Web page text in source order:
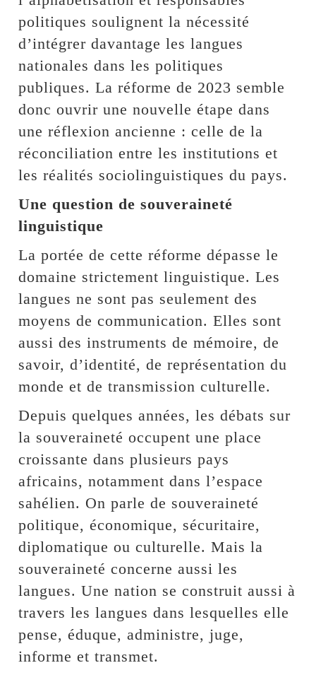
politiques soulignent la nécessité
d’intégrer davantage les langues
nationales dans les politiques
publiques. La réforme de 2023 semble
donc ouvrir une nouvelle étape dans
une réflexion ancienne : celle de la
réconciliation entre les institutions et
les réalités sociolinguistiques du pays.
Une question de souveraineté
linguistique
La portée de cette réforme dépasse le
domaine strictement linguistique. Les
langues ne sont pas seulement des
moyens de communication. Elles sont
aussi des instruments de mémoire, de
savoir, d’identité, de représentation du
monde et de transmission culturelle.
Depuis quelques années, les débats sur
la souveraineté occupent une place
croissante dans plusieurs pays
africains, notamment dans l’espace
sahélien. On parle de souveraineté
politique, économique, sécuritaire,
diplomatique ou culturelle. Mais la
souveraineté concerne aussi les
langues. Une nation se construit aussi à
travers les langues dans lesquelles elle
pense, éduque, administre, juge,
informe et transmet.